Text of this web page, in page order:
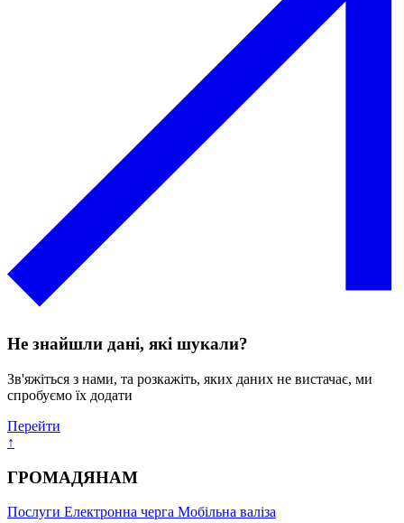
Не знайшли дані, які шукали?
Зв'яжіться з нами, та розкажіть, яких даних не вистачає, ми
спробуємо їх додати
Перейти
↑
ГРОМАДЯНАМ
Послуги Електронна черга Мобільна валіза